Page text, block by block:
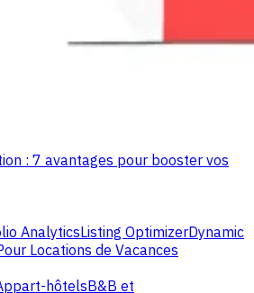
: 7 avantages pour booster vos
AnalyticsListing OptimizerDynamic
Locations de Vacances
hôtelsB&B et